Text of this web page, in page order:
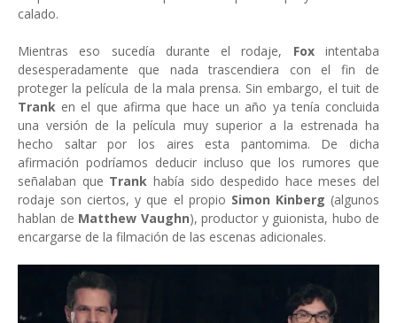
calado.
Mientras eso sucedía durante el rodaje, Foxintentaba
desesperadamente que nada trascendiera con el fin de
proteger la película de la mala prensa. Sin embargo, el tuit de
Trank en el que afirma que hace un año ya tenía concluida
una versión de la película muy superior a la estrenada ha
hecho saltar por los aires esta pantomima. De dicha
afirmación podríamos deducir incluso que los rumores que
señalaban que Trank había sido despedido hace meses del
rodaje son ciertos, y que el propio Simon Kinberg (algunos
hablan de Matthew Vaughn), productor y guionista, hubo de
encargarse de la filmación de las escenas adicionales.